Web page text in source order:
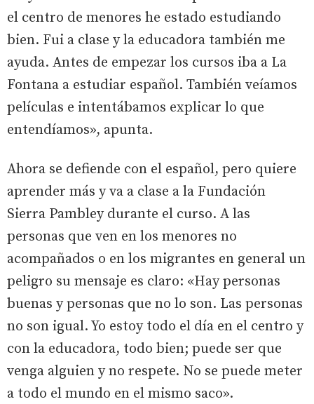
el centro de menores he estado estudiando
bien. Fui a clase y la educadora también me
ayuda. Antes de empezar los cursos iba a La
Fontana a estudiar español. También veíamos
películas e intentábamos explicar lo que
entendíamos», apunta.
Ahora se defiende con el español, pero quiere
aprender más y va a clase a la Fundación
Sierra Pambley durante el curso. A las
personas que ven en los menores no
acompañados o en los migrantes en general un
peligro su mensaje es claro: «Hay personas
buenas y personas que no lo son. Las personas
no son igual. Yo estoy todo el día en el centro y
con la educadora, todo bien; puede ser que
venga alguien y no respete. No se puede meter
a todo el mundo en el mismo saco».